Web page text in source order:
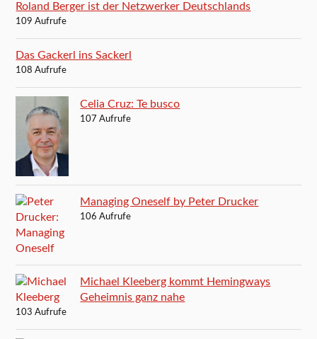
Roland Berger ist der Netzwerker Deutschlands
109 Aufrufe
Das Gackerl ins Sackerl
108 Aufrufe
Celia Cruz: Te busco
107 Aufrufe
Managing Oneself by Peter Drucker
106 Aufrufe
Michael Kleeberg kommt Hemingways
Geheimnis ganz nahe
103 Aufrufe